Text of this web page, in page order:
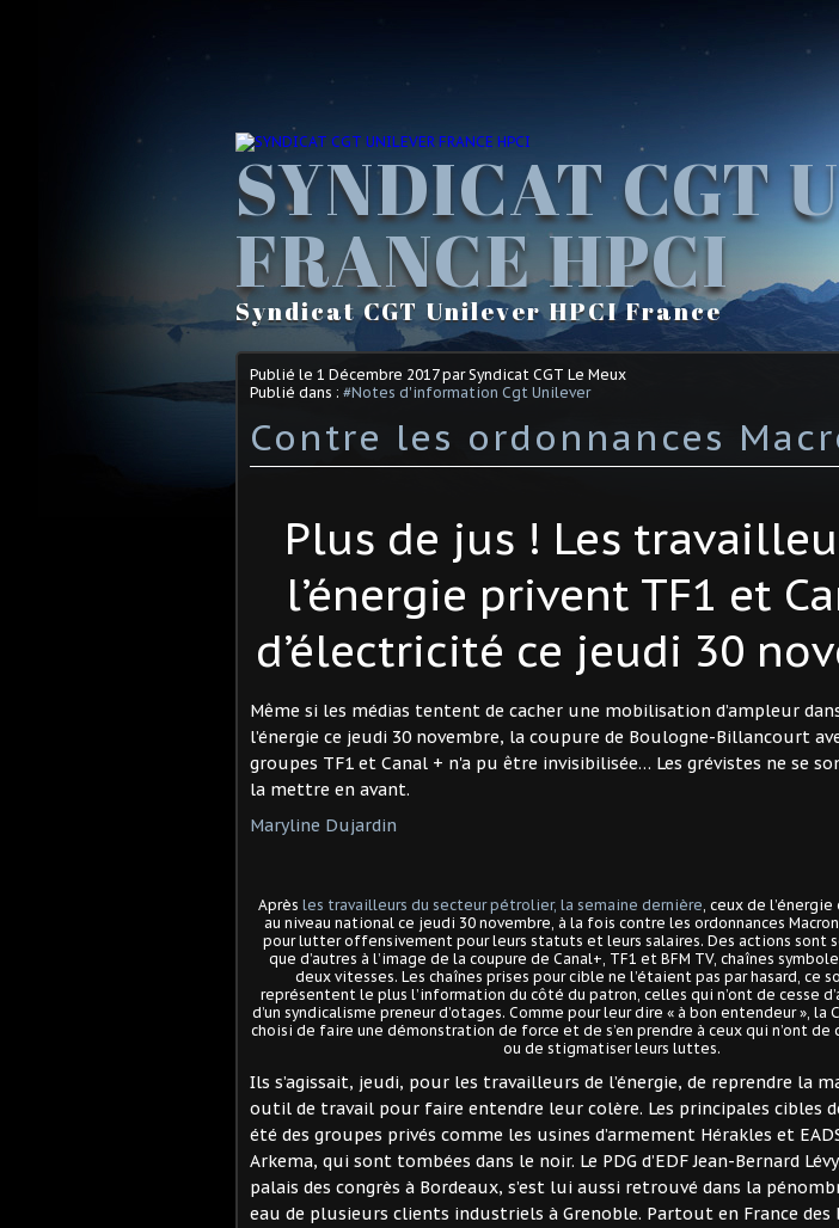
SYNDICAT CGT
FRANCE HPCI
Syndicat CGT Unilever HPCI France
Publié le 1 Décembre 2017par Syndicat CGT Le Meux
Publié dans : #Notes d'information Cgt Unilever
Contre les ordonnances
Plus de jus ! Les
l’énergie privent TF1 et
d’électricité ce jeudi 30
Même si les médias tentent de cacher une mobilisation d’ampleur
l’énergie ce jeudi 30 novembre, la coupure de Boulogne-Billancourt
groupes TF1 et Canal + n'a pu être invisibilisée… Les grévistes ne se
la mettre en avant.
Maryline Dujardin
Après les travailleurs du secteur pétrolier, la semaine dernière, ceux de
au niveau national ce jeudi 30 novembre, à la fois contre les ordonnances
pour lutter offensivement pour leurs statuts et leurs salaires. Des actions sont
que d’autres à l’image de la coupure de Canal+, TF1 et BFM TV, chaînes
deux vitesses. Les chaînes prises pour cible ne l’étaient pas par hasard, ce
représentent le plus l’information du côté du patron, celles qui n’ont de cesse
d’un syndicalisme preneur d’otages. Comme pour leur dire « à bon entendeur », la
choisi de faire une démonstration de force et de s’en prendre à ceux qui n’ont de
ou de stigmatiser leurs luttes.
Ils s’agissait, jeudi, pour les travailleurs de l’énergie, de reprendre la
outil de travail pour faire entendre leur colère. Les principales cibles
été des groupes privés comme les usines d’armement Hérakles et
Arkema, qui sont tombées dans le noir. Le PDG d’EDF Jean-Bernard
palais des congrès à Bordeaux, s’est lui aussi retrouvé dans la
eau de plusieurs clients industriels à Grenoble. Partout en France des